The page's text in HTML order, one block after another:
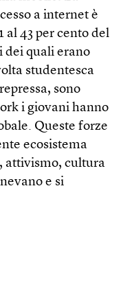
a internet è
al 43 per cento del
dei quali erano
studentesca
sono
i giovani hanno
Queste forze
ecosistema
attivismo, cultura
e si